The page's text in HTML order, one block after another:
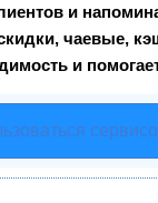
и
чаевые,
и